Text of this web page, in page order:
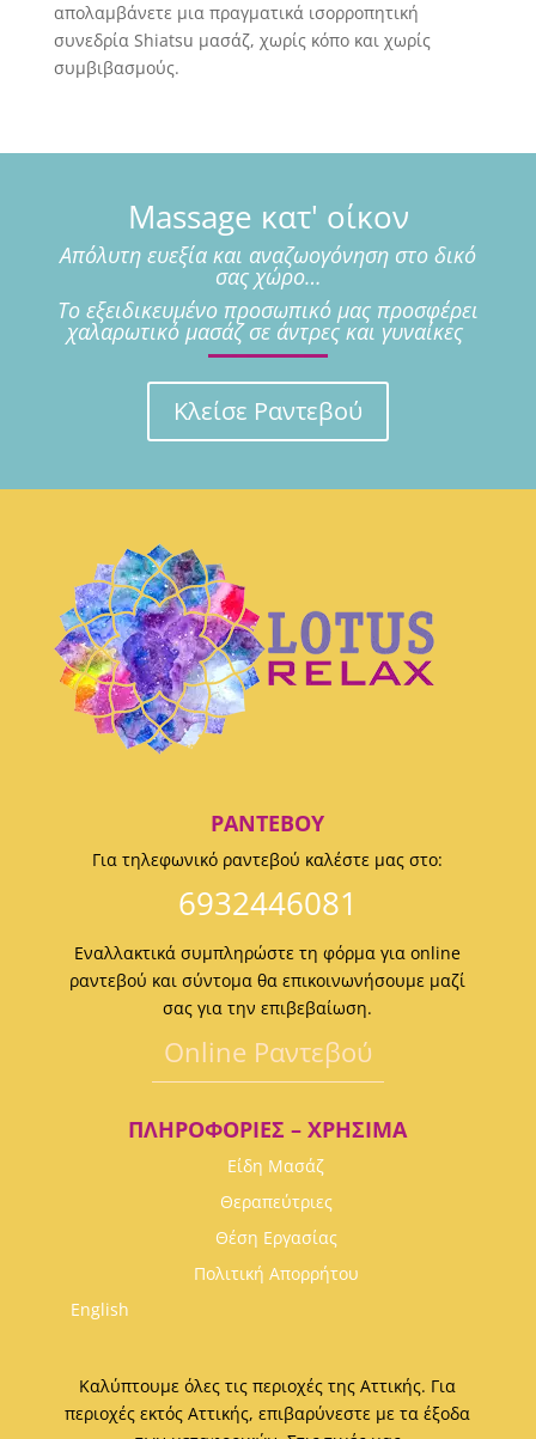
απολαμβάνετε μια πραγματικά ισορροπητική
συνεδρία Shiatsu μασάζ, χωρίς κόπο και χωρίς
συμβιβασμούς.
Massage κατ' οίκον
Απόλυτη ευεξία και αναζωογόνηση στο δικό
σας χώρο…
Το εξειδικευμένο προσωπικό μας προσφέρει
χαλαρωτικό μασάζ σε άντρες και γυναίκες
Κλείσε Ραντεβού
ΡΑΝΤΕΒΟΎ
Για τηλεφωνικό ραντεβού καλέστε μας στο:
6932446081
Εναλλακτικά συμπληρώστε τη φόρμα για online
ραντεβού και σύντομα θα επικοινωνήσουμε μαζί
σας για την επιβεβαίωση.
Οnline Ραντεβού
ΠΛΗΡΟΦΟΡΊΕΣ – ΧΡΉΣΙΜΑ
Είδη Μασάζ
Θεραπεύτριες
Θέση Εργασίας
Πολιτική Απορρήτου
English
Καλύπτουμε όλες τις περιοχές της Αττικής. Για
περιοχές εκτός Αττικής, επιβαρύνεστε με τα έξοδα